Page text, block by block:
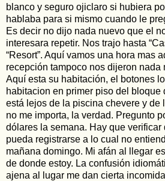
blanco y seguro ojiclaro si hubiera
hablaba para si mismo cuando le
Es decir no dijo nada nuevo que el
interesara repetir. Nos trajo hasta
“Resort”. Aquí vamos una hora mas
recepción tampoco nos dijeron nada
Aquí esta su habitación, el botones
habitacion en primer piso del bloque
está lejos de la piscina chevere y de
no me importa, la verdad. Pregunto
dólares la semana. Hay que verificar
pueda registrarse a lo cual no
mañana domingo. Mi afán al llegar
de donde estoy. La confusión
ajena al lugar me dan cierta